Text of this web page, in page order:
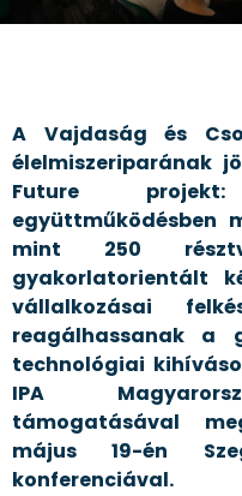
A Vajdaság és
élelmiszeriparának
Future
együttműködésben
mint 250
gyakorlatorientált
vállalkozásai
reagálhassanak a
technológiai
IPA
támogatásával
május 19-én
konferenciával.